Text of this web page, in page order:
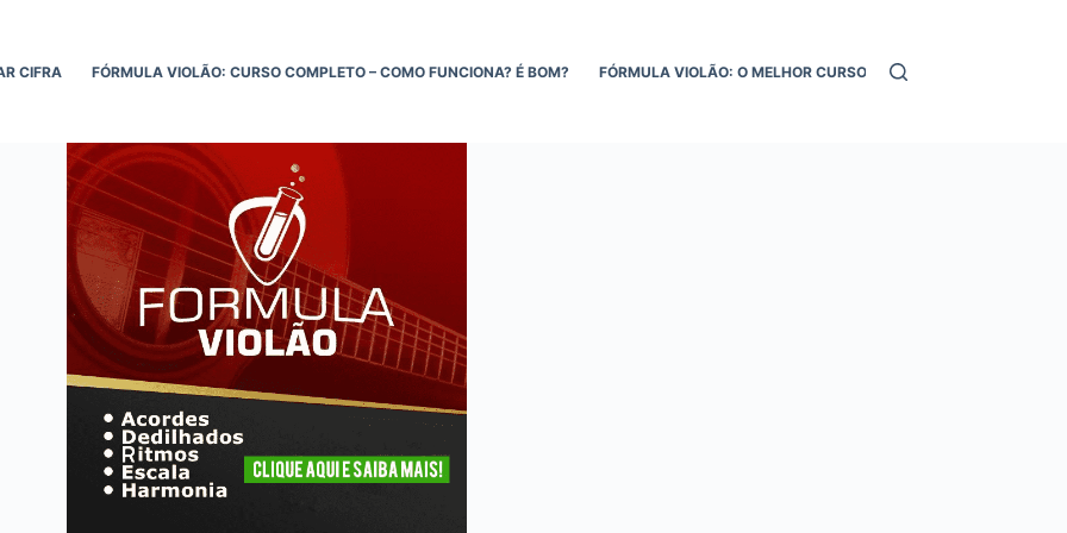
CIFRA FÓRMULA VIOLÃO: CURSO COMPLETO – COMO FUNCIONA? É BOM? FÓRMULA VIOLÃO: O MELHOR CURSO DE VIOLÃO ONLINE!